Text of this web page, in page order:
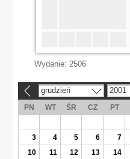
Wydanie: 2506
grudzień 2001
PN WT ŚR CZ PT
3
4 5 6 7
10
11 12 13 14